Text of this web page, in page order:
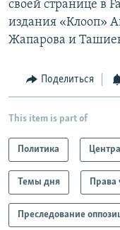
своей странице в
издания «Клооп»
Жапарова и
Поделиться
This item is part of
Политика
Темы дня Права
Преследование